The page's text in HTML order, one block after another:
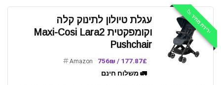
ירידת מחיר 📉
עגלת טיולון לתינוק קלה
וקומפקטית Maxi-Cosi Lara2
Pushchair
177.87£ / 756₪
Amazon
🚛 משלוח חינם